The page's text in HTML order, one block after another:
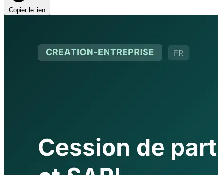
Copier le lien